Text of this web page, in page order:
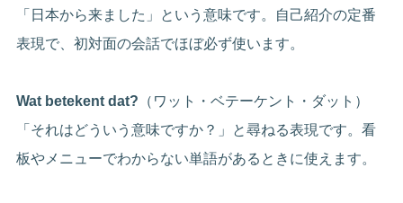
「日本から来ました」という意味です。自己紹介の定番
表現で、初対面の会話でほぼ必ず使います。
Wat betekent dat? （ワット・ベテーケント・ダット）
「それはどういう意味ですか？」と尋ねる表現です。看
板やメニューでわからない単語があるときに使えます。